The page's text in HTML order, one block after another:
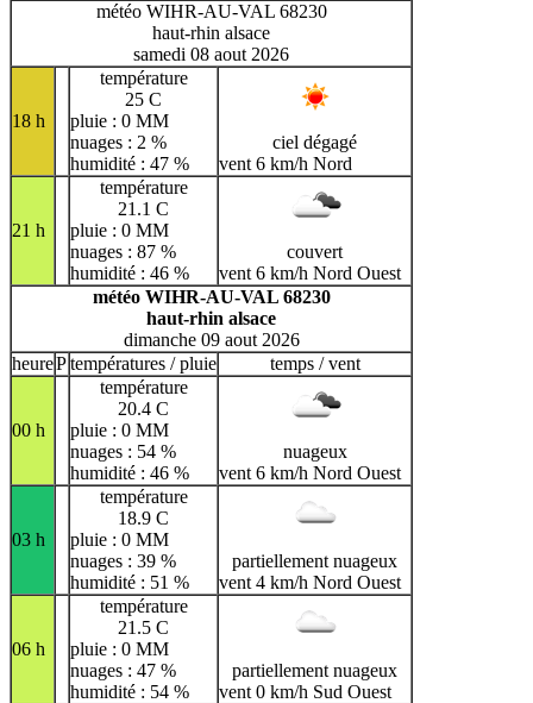
météo WIHR-AU-VAL 68230
haut-rhin alsace
samedi 08 aout 2026
18 h
température
25 C
pluie : 0 MM
nuages : 2 %
humidité : 47 %
ciel dégagé
vent 6 km/h Nord
21 h
température
21.1 C
pluie : 0 MM
nuages : 87 %
humidité : 46 %
couvert
vent 6 km/h Nord Ouest
météo WIHR-AU-VAL 68230
haut-rhin alsace
dimanche 09 aout 2026
heurePtempératures / pluie temps / vent
00 h
température
20.4 C
pluie : 0 MM
nuages : 54 %
humidité : 46 %
nuageux
vent 6 km/h Nord Ouest
03 h
température
18.9 C
pluie : 0 MM
nuages : 39 %
humidité : 51 %
partiellement nuageux
vent 4 km/h Nord Ouest
06 h
température
21.5 C
pluie : 0 MM
nuages : 47 %
humidité : 54 %
partiellement nuageux
vent 0 km/h Sud Ouest